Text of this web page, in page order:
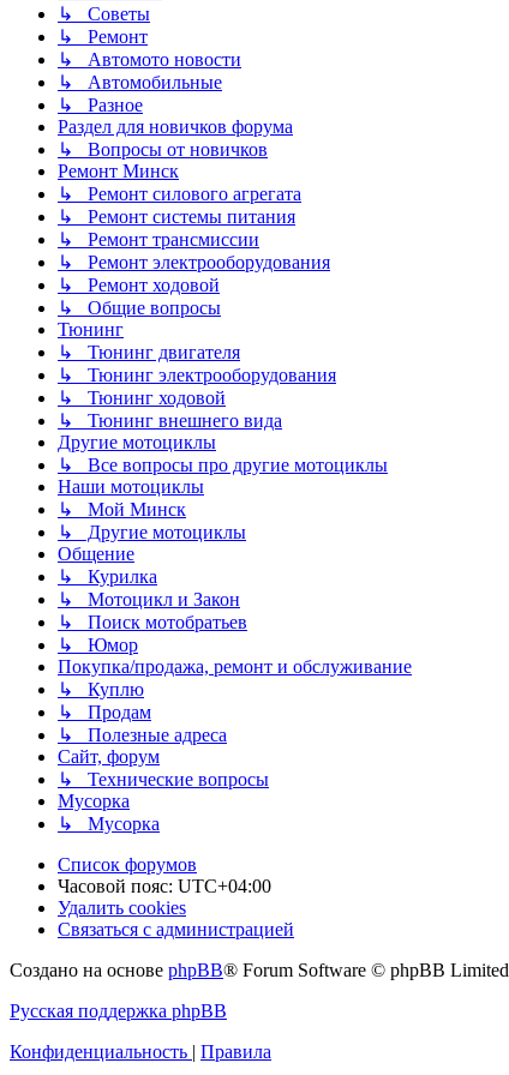
↳ Советы
↳ Ремонт
↳ Автомото новости
↳ Автомобильные
↳ Разное
Раздел для новичков форума
↳ Вопросы от новичков
Ремонт Минск
↳ Ремонт силового агрегата
↳ Ремонт системы питания
↳ Ремонт трансмиссии
↳ Ремонт электрооборудования
↳ Ремонт ходовой
↳ Общие вопросы
Тюнинг
↳ Тюнинг двигателя
↳ Тюнинг электрооборудования
↳ Тюнинг ходовой
↳ Тюнинг внешнего вида
Другие мотоциклы
↳ Все вопросы про другие мотоциклы
Наши мотоциклы
↳ Мой Минск
↳ Другие мотоциклы
Общение
↳ Курилка
↳ Мотоцикл и Закон
↳ Поиск мотобратьев
↳ Юмор
Покупка/продажа, ремонт и обслуживание
↳ Куплю
↳ Продам
↳ Полезные адреса
Сайт, форум
↳ Технические вопросы
Мусорка
↳ Мусорка
Список форумов
Часовой пояс: UTC+04:00
Удалить cookies
Связаться с администрацией
Создано на основе phpBB® Forum Software © phpBB Limited
Русская поддержка phpBB
Конфиденциальность | Правила